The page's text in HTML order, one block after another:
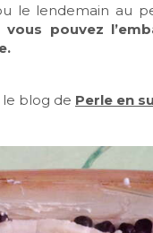
le lendemain au
vous pouvez
blog de Perle en